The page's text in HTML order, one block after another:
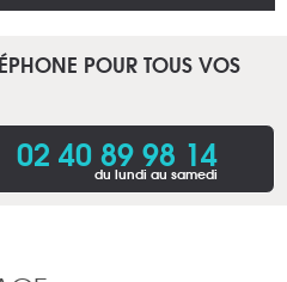
POUR TOUS VOS
02 40 89 98 14
du lundi au samedi